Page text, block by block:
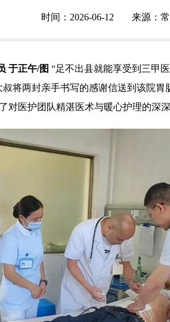
时间：2026-06-12 来源：
于正午/图 “足不出县就能享受到三甲
叔将两封亲手书写的感谢信送到该院
对医护团队精湛医术与暖心护理的深深